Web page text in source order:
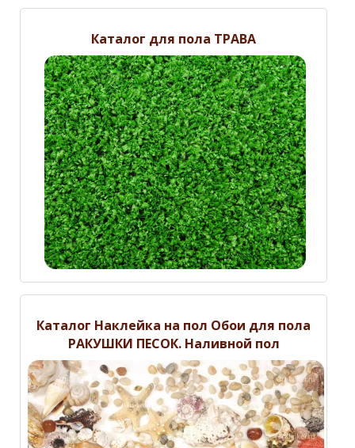
Каталог для пола ТРАВА
Каталог Наклейка на пол Обои для пола
РАКУШКИ ПЕСОК. Наливной пол